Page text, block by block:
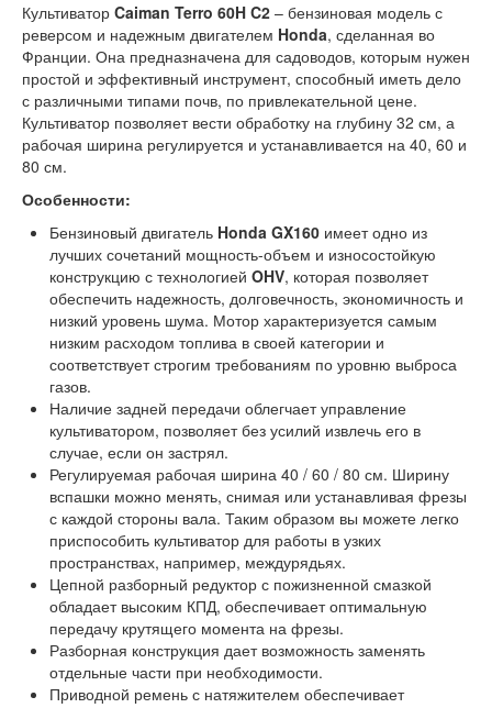
Культиватор Caiman Terro 60H C2 – бензиновая модель с
реверсом и надежным двигателем Honda, сделанная во
Франции. Она предназначена для садоводов, которым нужен
простой и эффективный инструмент, способный иметь дело
с различными типами почв, по привлекательной цене.
Культиватор позволяет вести обработку на глубину 32 см, а
рабочая ширина регулируется и устанавливается на 40, 60 и
80 см.
Особенности:
Бензиновый двигатель Honda GX160 имеет одно из
лучших сочетаний мощность-объем и износостойкую
конструкцию с технологией OHV, которая позволяет
обеспечить надежность, долговечность, экономичность и
низкий уровень шума. Мотор характеризуется самым
низким расходом топлива в своей категории и
соответствует строгим требованиям по уровню выброса
газов.
Наличие задней передачи облегчает управление
культиватором, позволяет без усилий извлечь его в
случае, если он застрял.
Регулируемая рабочая ширина 40 / 60 / 80 см. Ширину
вспашки можно менять, снимая или устанавливая фрезы
с каждой стороны вала. Таким образом вы можете легко
приспособить культиватор для работы в узких
пространствах, например, междурядьях.
Цепной разборный редуктор с пожизненной смазкой
обладает высоким КПД, обеспечивает оптимальную
передачу крутящего момента на фрезы.
Разборная конструкция дает возможность заменять
отдельные части при необходимости.
Приводной ремень с натяжителем обеспечивает